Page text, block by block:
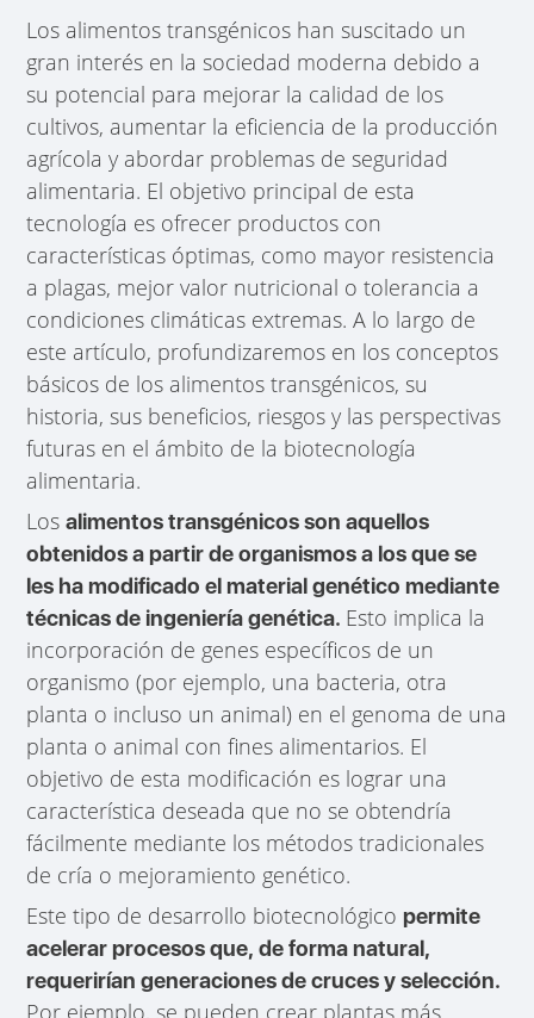
Los alimentos transgénicos han suscitado un
gran interés en la sociedad moderna debido a
su potencial para mejorar la calidad de los
cultivos, aumentar la eficiencia de la producción
agrícola y abordar problemas de seguridad
alimentaria. El objetivo principal de esta
tecnología es ofrecer productos con
características óptimas, como mayor resistencia
a plagas, mejor valor nutricional o tolerancia a
condiciones climáticas extremas. A lo largo de
este artículo, profundizaremos en los conceptos
básicos de los alimentos transgénicos, su
historia, sus beneficios, riesgos y las perspectivas
futuras en el ámbito de la biotecnología
alimentaria.
Losalimentos transgénicos son aquellos
obtenidos a partir de organismos a los que se
les ha modificado el material genético mediante
técnicas de ingeniería genética. Esto implica la
incorporación de genes específicos de un
organismo (por ejemplo, una bacteria, otra
planta o incluso un animal) en el genoma de una
planta o animal con fines alimentarios. El
objetivo de esta modificación es lograr una
característica deseada que no se obtendría
fácilmente mediante los métodos tradicionales
de cría o mejoramiento genético.
Este tipo de desarrollo biotecnológicopermite
acelerar procesos que, de forma natural,
requerirían generaciones de cruces y selección.